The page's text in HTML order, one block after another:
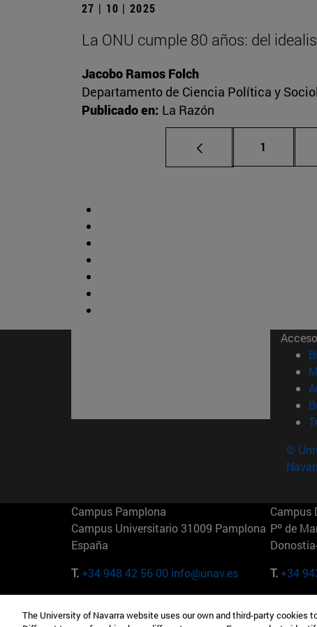
27 | 10 | 2025
La ONU cumple 80 años: del
Jacobo Ramos Folch
Departamento de Ciencia Política y
Publicado en: La Razón
Página
1
©
Campus Pamplona
Campus Universitario 31009 Pamplona
España
T.+34 948 42 56 00 info@unav.es
Campus
Pº de
T.+34
Camino del Cerro Águila 3 28023
165 W
The University of Navarra website uses our own and third-party cookies